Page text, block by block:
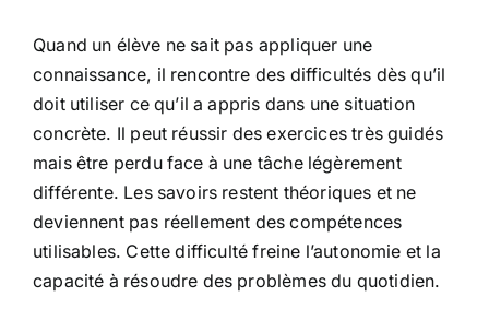
Quand un élève ne sait pas appliquer une
connaissance, il rencontre des difficultés dès qu’il
doit utiliser ce qu’il a appris dans une situation
concrète. Il peut réussir des exercices très guidés
mais être perdu face à une tâche légèrement
différente. Les savoirs restent théoriques et ne
deviennent pas réellement des compétences
utilisables. Cette difficulté freine l’autonomie et la
capacité à résoudre des problèmes du quotidien.